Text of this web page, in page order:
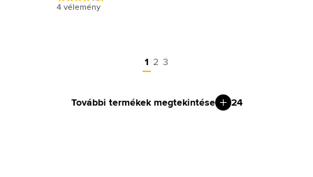
4 vélemény
1 2 3
További termékek megtekintése 24